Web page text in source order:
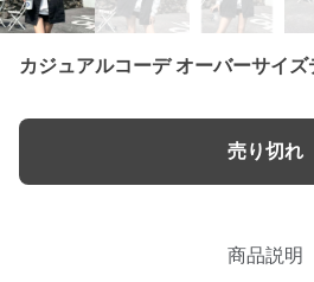
カジュアルコーデ オーバーサイズ
売り切れ
商品説明